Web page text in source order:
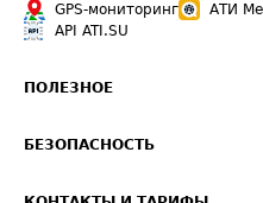
GPS-мониторинг
АТИ
API ATI.SU
ПОЛЕЗНОЕ
Звезды ATI.SU на вашем сайте
БЕЗОПАСНОСТЬ